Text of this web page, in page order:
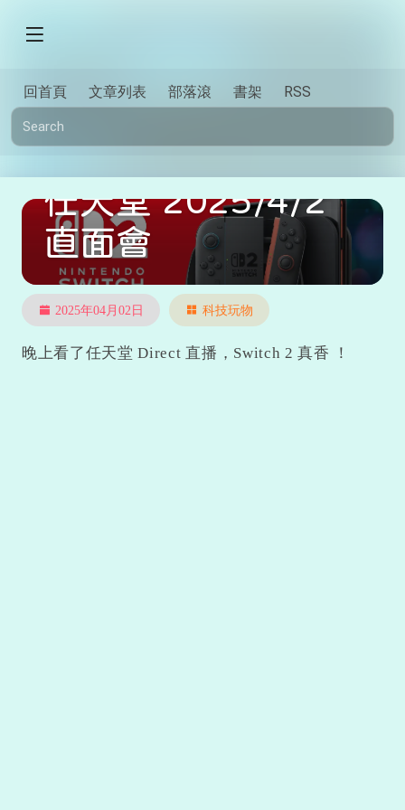
回首頁 文章列表 部落滾 書架 RSS
任天堂 2025/4/2
直面會
2025年04月02日 科技玩物
晚上看了任天堂 Direct 直播，Switch 2 真香 ！